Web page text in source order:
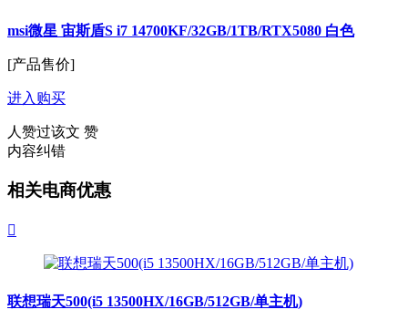
msi微星 宙斯盾S i7 14700KF/32GB/1TB/RTX5080 白色
[产品售价]
进入购买
人赞过该文 赞
内容纠错
相关电商优惠

联想瑞天500(i5 13500HX/16GB/512GB/单主机)